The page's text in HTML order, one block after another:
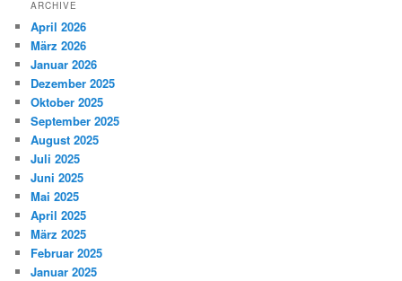
ARCHIVE
April 2026
März 2026
Januar 2026
Dezember 2025
Oktober 2025
September 2025
August 2025
Juli 2025
Juni 2025
Mai 2025
April 2025
März 2025
Februar 2025
Januar 2025